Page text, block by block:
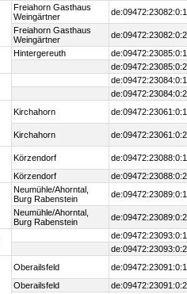
Freiahorn Gasthaus
Weingärtner
de:09472:23082:0:1
Freiahorn Gasthaus
Weingärtner
de:09472:23082:0:2
Hintergereuth
de:09472:23085:0:1
de:09472:23085:0:2
de:09472:23084:0:1
de:09472:23084:0:2
Kirchahorn de:09472:23061:0:1
Kirchahorn de:09472:23061:0:2
Körzendorf
de:09472:23088:0:1
Körzendorf
de:09472:23088:0:2
Neumühle/Ahorntal,
Burg Rabenstein
de:09472:23089:0:1
Neumühle/Ahorntal,
Burg Rabenstein
de:09472:23089:0:2
de:09472:23093:0:1
de:09472:23093:0:2
Oberailsfeld
de:09472:23091:0:1
Oberailsfeld
de:09472:23091:0:2